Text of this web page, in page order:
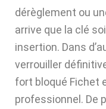
dérèglement ou
arrive que la clé
insertion. Dans
verrouiller
fort bloqué Fichet
professionnel. De